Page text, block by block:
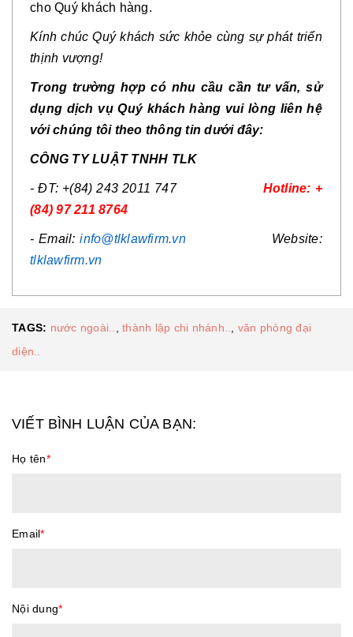
cho Quý khách hàng.
Kính chúc Quý khách sức khỏe cùng sự phát triển
thịnh vượng!
Trong trường hợp có nhu cầu cần tư vấn, sử
dụng dịch vụ Quý khách hàng vui lòng liên hệ
với chúng tôi theo thông tin dưới đây:
CÔNG TY LUẬT TNHH TLK
- ĐT: +(84) 243 2011 747 Hotline: +
(84) 97 211 8764
- Email:info@tlklawfirm.vnWebsite:
tlklawfirm.vn
TAGS: nước ngoài.. thành lập chi nhánh..
văn phòng đại
diện..
VIẾT BÌNH LUẬN CỦA BẠN:
Họ tên*
Email*
Nội dung*